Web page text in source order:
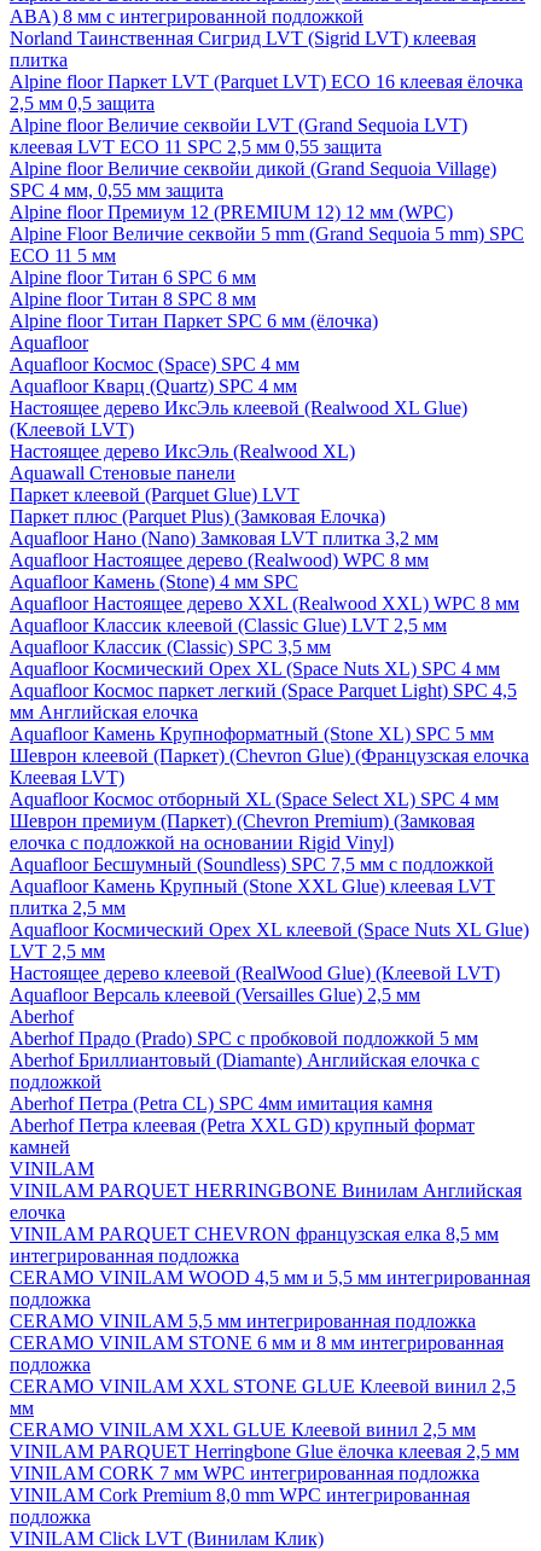
ABA) 8 мм с интегрированной подложкой
Norland Таинственная Сигрид LVT (Sigrid LVT) клеевая
плитка
Alpine floor Паркет LVT (Parquet LVT) ECO 16 клеевая ёлочка
2,5 мм 0,5 защита
Alpine floor Величие секвойи LVT (Grand Sequoia LVT)
клеевая LVT ECO 11 SPC 2,5 мм 0,55 защита
Alpine floor Величие секвойи дикой (Grand Sequoia Village)
SPC 4 мм, 0,55 мм защита
Alpine floor Премиум 12 (PREMIUM 12) 12 мм (WPC)
Alpine Floor Величие секвойи 5 mm (Grand Sequoia 5 mm) SPC
ECO 11 5 мм
Alpine floor Титан 6 SPC 6 мм
Alpine floor Титан 8 SPC 8 мм
Alpine floor Титан Паркет SPC 6 мм (ёлочка)
Aquafloor
Aquafloor Космос (Space) SPC 4 мм
Aquafloor Кварц (Quartz) SPC 4 мм
Настоящее дерево ИксЭль клеевой (Realwood XL Glue)
(Клеевой LVT)
Настоящее дерево ИксЭль (Realwood XL)
Aquawall Стеновые панели
Паркет клеевой (Parquet Glue) LVT
Паркет плюс (Parquet Plus) (Замковая Елочка)
Aquafloor Нано (Nano) Замковая LVT плитка 3,2 мм
Aquafloor Настоящее дерево (Realwood) WPC 8 мм
Aquafloor Камень (Stone) 4 мм SPC
Aquafloor Настоящее дерево XXL (Realwood XXL) WPC 8 мм
Aquafloor Классик клеевой (Classic Glue) LVT 2,5 мм
Aquafloor Классик (Classic) SPC 3,5 мм
Aquafloor Космический Орех XL (Space Nuts XL) SPC 4 мм
Aquafloor Космос паркет легкий (Space Parquet Light) SPC 4,5
мм Английская елочка
Aquafloor Камень Крупноформатный (Stone XL) SPC 5 мм
Шеврон клеевой (Паркет) (Chevron Glue) (Французская елочка
Клеевая LVT)
Aquafloor Космос отборный XL (Space Select XL) SPC 4 мм
Шеврон премиум (Паркет) (Chevron Premium) (Замковая
елочка с подложкой на основании Rigid Vinyl)
Aquafloor Бесшумный (Soundless) SPC 7,5 мм с подложкой
Aquafloor Камень Крупный (Stone XXL Glue) клеевая LVT
плитка 2,5 мм
Aquafloor Космический Орех XL клеевой (Space Nuts XL Glue)
LVT 2,5 мм
Настоящее дерево клеевой (RealWood Glue) (Клеевой LVT)
Aquafloor Версаль клеевой (Versailles Glue) 2,5 мм
Aberhof
Aberhof Прадо (Prado) SPC с пробковой подложкой 5 мм
Aberhof Бриллиантовый (Diamante) Английская елочка с
подложкой
Aberhof Петра (Petra CL) SPC 4мм имитация камня
Aberhof Петра клеевая (Petra XXL GD) крупный формат
камней
VINILAM
VINILAM PARQUET HERRINGBONE Винилам Английская
елочка
VINILAM PARQUET CHEVRON французская елка 8,5 мм
интегрированная подложка
CERAMO VINILAM WOOD 4,5 мм и 5,5 мм интегрированная
подложка
CERAMO VINILAM 5,5 мм интегрированная подложка
CERAMO VINILAM STONE 6 мм и 8 мм интегрированная
подложка
CERAMO VINILAM XXL STONE GLUE Клеевой винил 2,5
мм
CERAMO VINILAM XXL GLUE Клеевой винил 2,5 мм
VINILAM PARQUET Herringbone Glue ёлочка клеевая 2,5 мм
VINILAM CORK 7 мм WPC интегрированная подложка
VINILAM Cork Premium 8,0 mm WPC интегрированная
подложка
VINILAM Click LVT (Винилам Клик)